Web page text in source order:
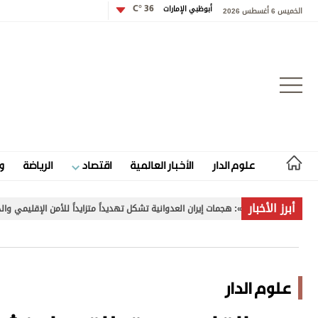
الخميس 6 أغسطس 2026 أبوظبي الإمارات 36 °C
علوم الدار الأخبار العالمية اقتصاد الرياضة
علوم الدار
الرياضة
أبرز الأخبار
هجمات إيران العدوانية تشكل تهديداً متزايداً للأمن الإقليمي والدولي
علوم الدار